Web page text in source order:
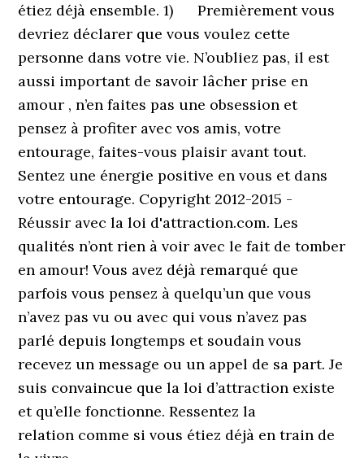
étiez déjà ensemble. 1) Premièrement vous
devriez déclarer que vous voulez cette
personne dans votre vie. N’oubliez pas, il est
aussi important de savoir lâcher prise en
amour , n’en faites pas une obsession et
pensez à profiter avec vos amis, votre
entourage, faites-vous plaisir avant tout.
Sentez une énergie positive en vous et dans
votre entourage. Copyright 2012-2015 -
Réussir avec la loi d'attraction.com. Les
qualités n’ont rien à voir avec le fait de tomber
en amour! Vous avez déjà remarqué que
parfois vous pensez à quelqu’un que vous
n’avez pas vu ou avec qui vous n’avez pas
parlé depuis longtemps et soudain vous
recevez un message ou un appel de sa part. Je
suis convaincue que la loi d’attraction existe
et qu’elle fonctionne. Ressentez la
relation comme si vous étiez déjà en train de